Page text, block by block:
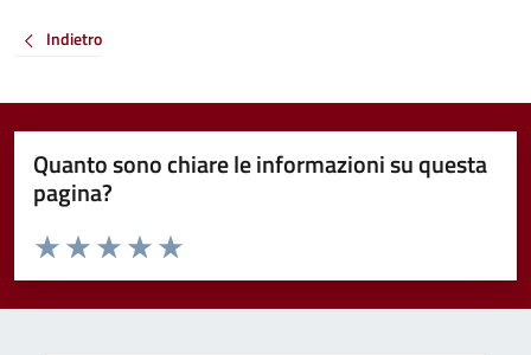
Indietro
Quanto sono chiare le informazioni su questa
pagina?
Valuta da 1 a 5 stelle la pagina
Valuta 5 stelle su 5
Valuta 4 stelle su 5
Valuta 3 stelle su 5
Valuta 2 stelle su 5
Valuta 1 stelle su 5